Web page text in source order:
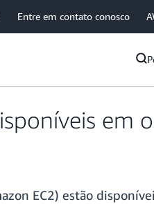
Entre em contato conosco
em
EC2) estão